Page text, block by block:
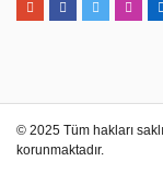
© 2025 Tüm hakları
korunmaktadır.